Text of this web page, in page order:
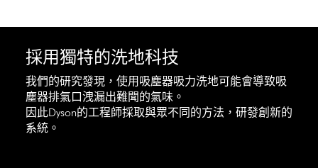
採用獨特的洗地科技
我們的研究發現，使用吸塵器吸力洗地可能會導致吸
塵器排氣口洩漏出難聞的氣味。
因此Dyson的工程師採取與眾不同的方法，研發創新的
系統。